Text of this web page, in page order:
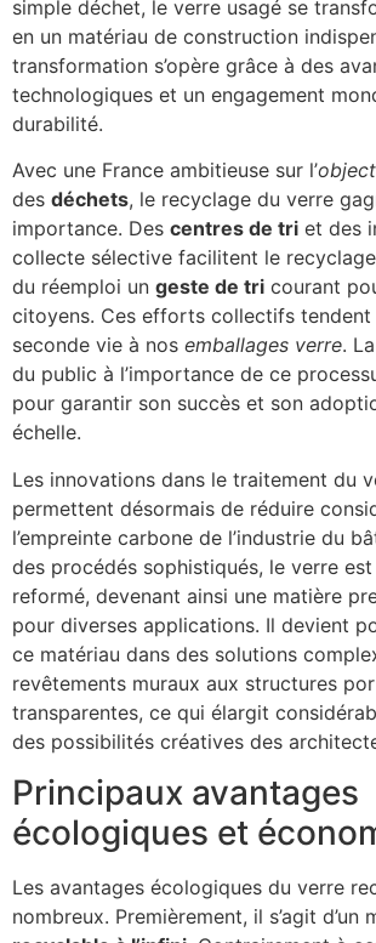
simple déchet, le verre usagé se
en un matériau de construction
transformation s’opère grâce à des
technologiques et un engagement
durabilité.
Avec une France ambitieuse sur l’
des déchets, le recyclage du verre
importance. Des centres de tri et des
collecte sélective facilitent le
du réemploi un geste de tri courant
citoyens. Ces efforts collectifs tendent
seconde vie à nos emballages verre.
du public à l’importance de ce
pour garantir son succès et son
échelle.
Les innovations dans le traitement du
permettent désormais de réduire
l’empreinte carbone de l’industrie du
des procédés sophistiqués, le verre
reformé, devenant ainsi une matière
pour diverses applications. Il devient
ce matériau dans des solutions
revêtements muraux aux structures
transparentes, ce qui élargit
des possibilités créatives des
Principaux avantages
écologiques et
Les avantages écologiques du verre
nombreux. Premièrement, il s’agit d’un